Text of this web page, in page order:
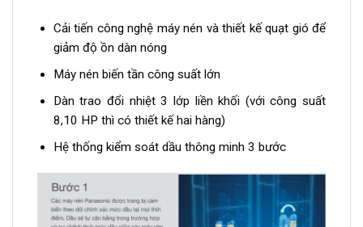
Cải tiến công nghệ máy nén và thiết kế quạt gió để
giảm độ ồn dàn nóng
Máy nén biến tần công suất lớn
Dàn trao đổi nhiệt 3 lớp liền khối (với công suất
8,10 HP thì có thiết kế hai hàng)
Hệ thống kiểm soát dầu thông minh 3 bước